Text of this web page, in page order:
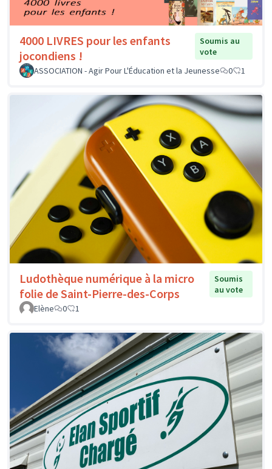
4000 LIVRES pour les enfants
jocondiens !
Soumis au
vote
ASSOCIATION - Agir Pour L'Éducation et la Jeunesse
0 1
Ludothèque numérique à la micro
folie de Saint-Pierre-des-Corps
Soumis
au vote
Elène
0 1